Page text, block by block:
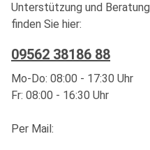
Unterstützung und Beratung
finden Sie hier:
09562 38186 88
Mo-Do: 08:00 - 17:30 Uhr
Fr: 08:00 - 16:30 Uhr
Per Mail: